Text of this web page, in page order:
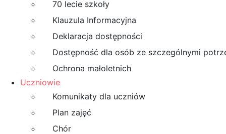
70 lecie szkoły
Klauzula Informacyjna
Deklaracja dostępności
Dostępność dla osób ze szczególnymi
Ochrona małoletnich
Uczniowie
Komunikaty dla uczniów
Plan zajęć
Chór